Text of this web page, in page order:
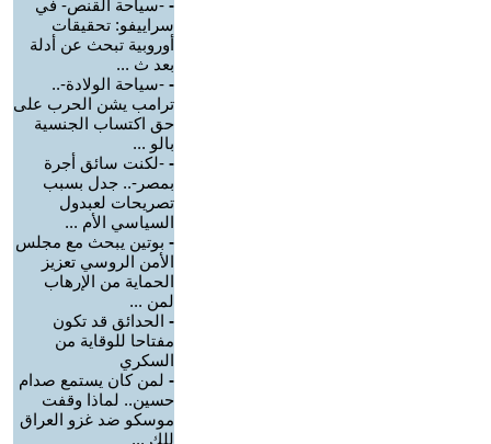
- -سياحة القنص- في
سراييفو: تحقيقات
أوروبية تبحث عن أدلة
بعد ث ...
- -سياحة الولادة-..
ترامب يشن الحرب على
حق اكتساب الجنسية
بالو ...
- -لكنت سائق أجرة
بمصر-.. جدل بسبب
تصريحات لعبدول
السياسي الأم ...
- بوتين يبحث مع مجلس
الأمن الروسي تعزيز
الحماية من الإرهاب
لمن ...
- الحدائق قد تكون
مفتاحا للوقاية من
السكري
- لمن كان يستمع صدام
حسين.. لماذا وقفت
موسكو ضد غزو العراق
للك ...